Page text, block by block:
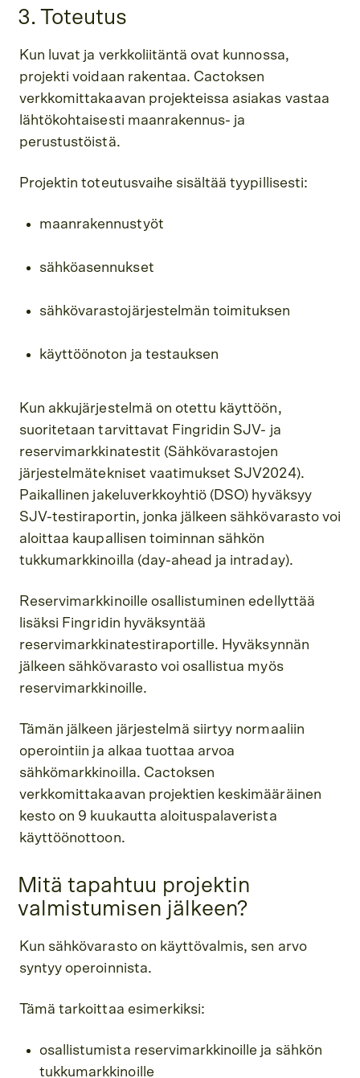
3. Toteutus
Kun luvat ja verkkoliitäntä ovat kunnossa,
projekti voidaan rakentaa. Cactoksen
verkkomittakaavan projekteissa asiakas vastaa
lähtökohtaisesti maanrakennus- ja
perustustöistä.
Projektin toteutusvaihe sisältää tyypillisesti:
maanrakennustyöt
sähköasennukset
sähkövarastojärjestelmän toimituksen
käyttöönoton ja testauksen
Kun akkujärjestelmä on otettu käyttöön,
suoritetaan tarvittavat Fingridin SJV- ja
reservimarkkinatestit (Sähkövarastojen
järjestelmätekniset vaatimukset SJV2024).
Paikallinen jakeluverkkoyhtiö (DSO) hyväksyy
SJV-testiraportin, jonka jälkeen sähkövarasto voi
aloittaa kaupallisen toiminnan sähkön
tukkumarkkinoilla (day-ahead ja intraday).
Reservimarkkinoille osallistuminen edellyttää
lisäksi Fingridin hyväksyntää
reservimarkkinatestiraportille. Hyväksynnän
jälkeen sähkövarasto voi osallistua myös
reservimarkkinoille.
Tämän jälkeen järjestelmä siirtyy normaaliin
operointiin ja alkaa tuottaa arvoa
sähkömarkkinoilla. Cactoksen
verkkomittakaavan projektien keskimääräinen
kesto on 9 kuukautta aloituspalaverista
käyttöönottoon.
Mitä tapahtuu projektin
valmistumisen jälkeen?
Kun sähkövarasto on käyttövalmis, sen arvo
syntyy operoinnista.
Tämä tarkoittaa esimerkiksi:
osallistumista reservimarkkinoille ja sähkön
tukkumarkkinoille